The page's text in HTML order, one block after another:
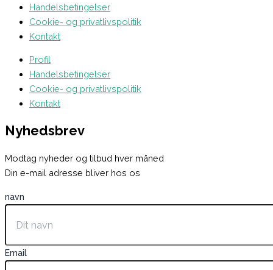
Handelsbetingelser
Cookie- og privatlivspolitik
Kontakt
Profil
Handelsbetingelser
Cookie- og privatlivspolitik
Kontakt
Nyhedsbrev
Modtag nyheder og tilbud hver måned
Din e-mail adresse bliver hos os
navn
Email